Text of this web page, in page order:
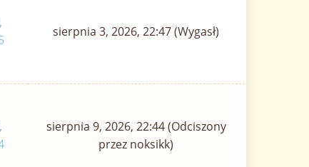
sierpnia 3, 2026, 22:47 (Wygasł)
sierpnia 9, 2026, 22:44 (Odciszony
przez noksikk)